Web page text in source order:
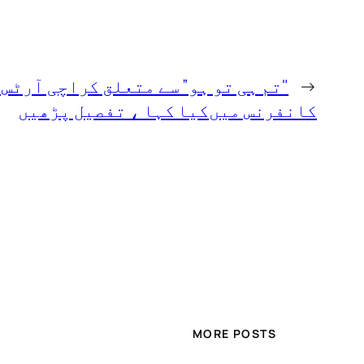
← "تم ہی تو ہو” سے متعلق کراچی
کانفرنس میں‌کیا کہا ، تفصیل پڑھیں
MORE POSTS